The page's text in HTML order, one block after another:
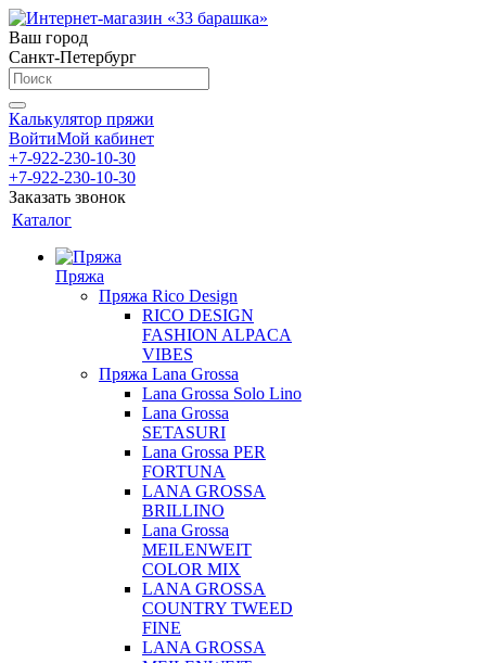
Ваш город
Санкт-Петербург
Калькулятор пряжи
ВойтиМой кабинет
+7-922-230-10-30
+7-922-230-10-30
Заказать звонок
Каталог
Пряжа
Пряжа Rico Design
RICO DESIGN
FASHION ALPACA
VIBES
Пряжа Lana Grossa
Lana Grossa Solo Lino
Lana Grossa
SETASURI
Lana Grossa PER
FORTUNA
LANA GROSSA
BRILLINO
Lana Grossa
MEILENWEIT
COLOR MIX
LANA GROSSA
COUNTRY TWEED
FINE
LANA GROSSA